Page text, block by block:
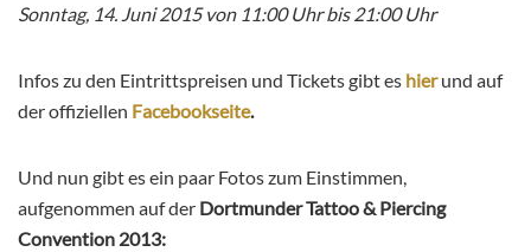
Sonntag, 14. Juni 2015 von 11:00 Uhr bis 21:00 Uhr
Infos zu den Eintrittspreisen und Tickets gibt es hier und auf
der offiziellen Facebookseite.
Und nun gibt es ein paar Fotos zum Einstimmen,
aufgenommen auf der Dortmunder Tattoo & Piercing
Convention 2013: